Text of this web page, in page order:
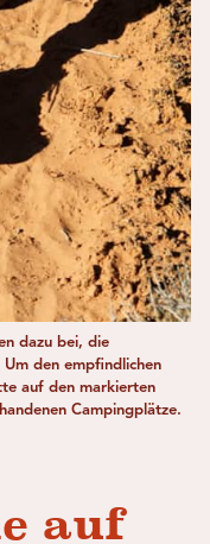
dazu bei, die
den empfindlichen
auf den markierten
Campingplätze.
auf